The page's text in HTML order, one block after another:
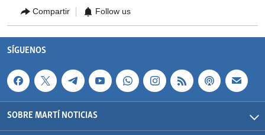
Compartir Follow us
SÍGUENOS
SOBRE MARTÍ NOTICIAS